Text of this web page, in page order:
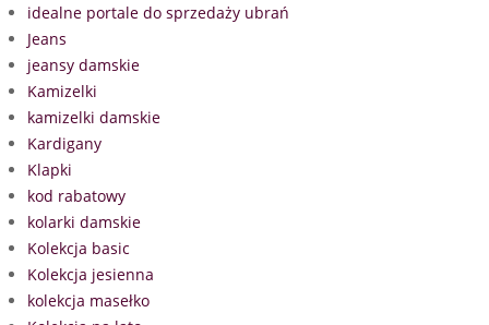
idealne portale do sprzedaży ubrań
Jeans
jeansy damskie
Kamizelki
kamizelki damskie
Kardigany
Klapki
kod rabatowy
kolarki damskie
Kolekcja basic
Kolekcja jesienna
kolekcja masełko